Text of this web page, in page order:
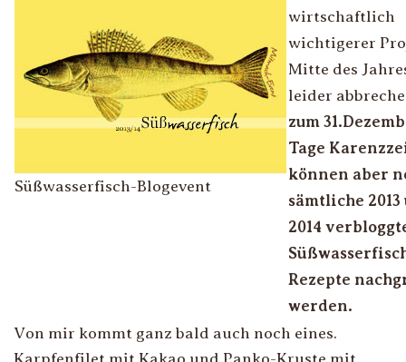
Süßwasserfisch-Blogevent
wirtschaftlich
wichtigerer
Mitte des
leider
zum
Tage
können aber
sämtliche 2013
2014
Rezepte
werden.
Von mir kommt ganz bald auch noch eines.
Karpfenfilet mit Kakao und Panko-Kruste mit